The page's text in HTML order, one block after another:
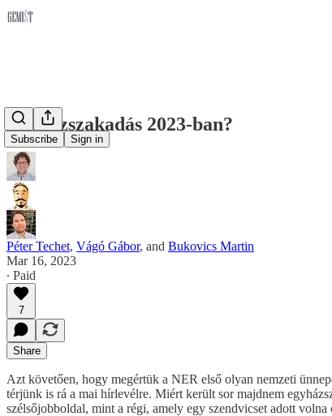
Subscribe Sign in
Egyházszakadás 2023-ban?
Péter Techet, Vágó Gábor, and Bukovics Martin
Mar 16, 2023
∙ Paid
7
Share
Azt követően, hogy megértük a NER első olyan nemzeti
térjünk is rá a mai hírlevélre. Miért került sor majdnem
szélsőjobboldal, mint a régi, amely egy szendvicset adott